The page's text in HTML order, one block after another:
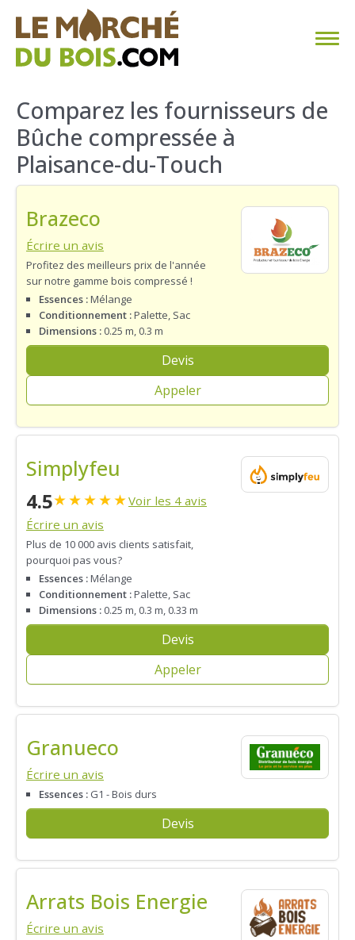
CHAUFFAGE AU BOIS
FAQ
CALCULER SA CONSOMMATION
TROUVER SON FOURNISSEUR
BLOG
ESPACE PRO
Comparez les fournisseurs de
Bûche compressée à
Plaisance-du-Touch
Brazeco
Écrire un avis
Profitez des meilleurs prix de l'année
sur notre gamme bois compressé !
Essences :Mélange
Conditionnement :Palette, Sac
Dimensions : 0.25 m, 0.3 m
Devis
Appeler
Simplyfeu
4.5★★★★★Voir les 4 avis
Écrire un avis
Plus de 10 000 avis clients satisfait,
pourquoi pas vous?
Essences :Mélange
Conditionnement :Palette, Sac
Dimensions : 0.25 m, 0.3 m, 0.33 m
Devis
Appeler
Granueco
Écrire un avis
Essences : G1 - Bois durs
Devis
Arrats Bois Energie
Écrire un avis